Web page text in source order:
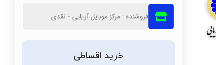
فروشنده : مرکز موبایل آریایی - نقدی
خرید اقساطی